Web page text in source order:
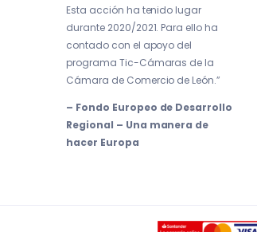
Esta acción ha tenido lugar
durante 2020/2021. Para ello ha
contado con el apoyo del
programa Tic-Cámaras de la
Cámara de Comercio de León.”
– Fondo Europeo de Desarrollo
Regional – Una manera de
hacer Europa